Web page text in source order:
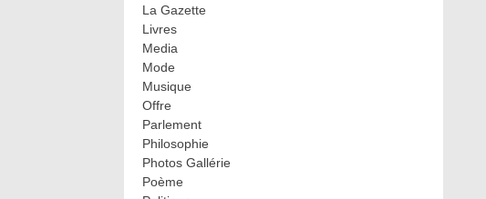
La Gazette
Livres
Media
Mode
Musique
Offre
Parlement
Philosophie
Photos Gallérie
Poème